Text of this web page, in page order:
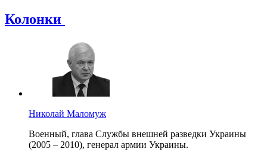
Колонки
Николай Маломуж
Военный, глава Службы внешней разведки Украины
(2005 – 2010), генерал армии Украины.